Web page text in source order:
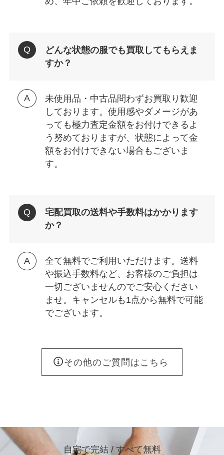
どんな状態の服でも買取してもらえま
すか？
未使用品・中古品問わずお買取り歓迎
しております。使用感やダメージがあ
っても極力査定金額をお付けできるよ
う努めておりますが、状態によって金
額をお付けできない場合もございま
す。
宅配買取の送料や手数料はかかります
か？
全て無料でご利用いただけます。送料
や振込手数料など、お客様のご負担は
一切ございませんのでご安心ください
ませ。キャンセルも1点から無料で可能
でございます。
その他のご質問はこちら
自宅で完結 / すべて無料